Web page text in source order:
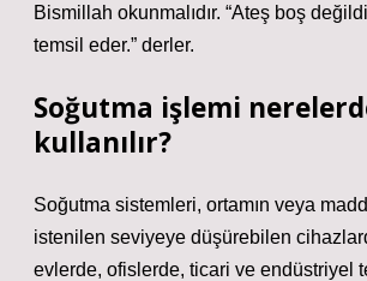
Bismillah okunmalıdır. “Ateş boş
temsil eder.” derler.
Soğutma işlemi
kullanılır?
Soğutma sistemleri, ortamın veya
istenilen seviyeye düşürebilen
evlerde, ofislerde, ticari ve endüstriyel